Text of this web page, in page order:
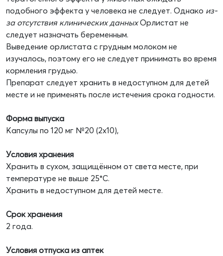
подобного эффекта у человека не следует. Однако из-
за отсутствия клинических данныхОрлистат не
следует назначать беременным.
Выведение орлистата с грудным молоком не
изучалось, поэтому его не следует принимать во время
кормления грудью.
Препарат следует хранить в недоступном для детей
месте и не применять после истечения срока годности.
Форма выпуска
Капсулы по 120 мг №20 (2х10),
Условия хранения
Хранить в сухом, защищённом от света месте, при
температуре не выше 25°С.
Хранить в недоступном для детей месте.
Срок хранения
2 года.
Условия отпуска из аптек